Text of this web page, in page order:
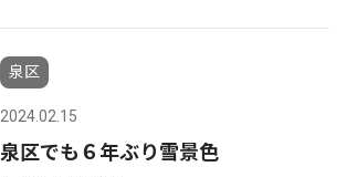
泉区
2024.02.15
泉区でも６年ぶり雪景色